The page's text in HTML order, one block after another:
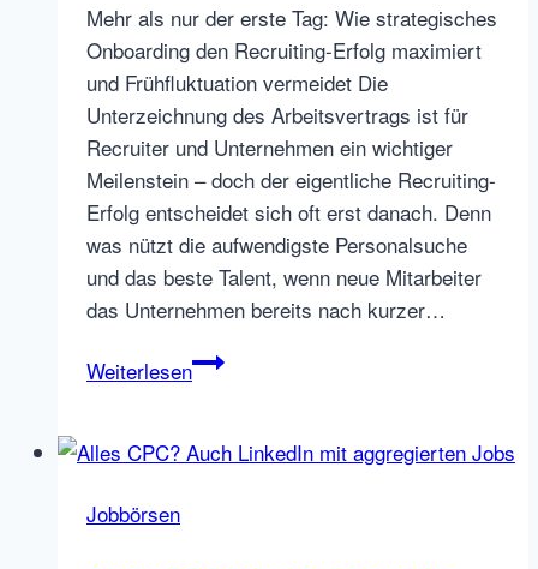
Mehr als nur der erste Tag: Wie strategisches
Onboarding den Recruiting-Erfolg maximiert
und Frühfluktuation vermeidet Die
Unterzeichnung des Arbeitsvertrags ist für
Recruiter und Unternehmen ein wichtiger
Meilenstein – doch der eigentliche Recruiting-
Erfolg entscheidet sich oft erst danach. Denn
was nützt die aufwendigste Personalsuche
und das beste Talent, wenn neue Mitarbeiter
das Unternehmen bereits nach kurzer…
WeiterlesenWie
den
Jobbörsen